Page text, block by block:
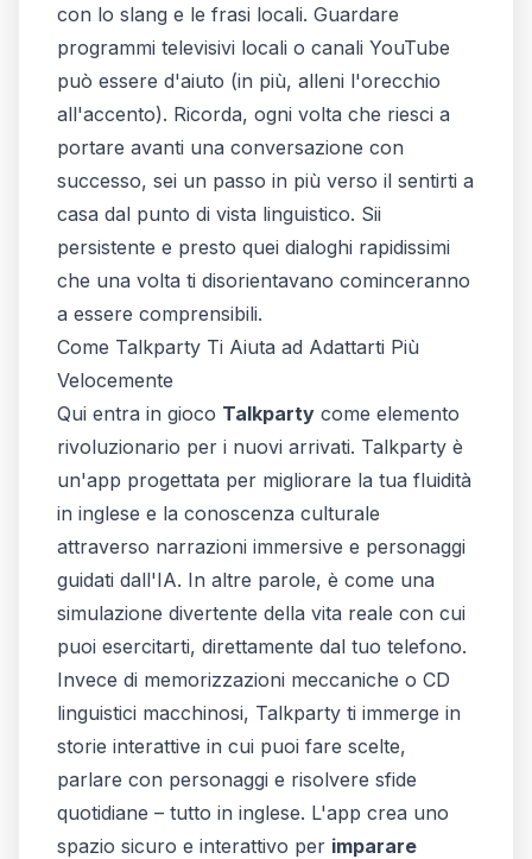
con lo slang e le frasi locali. Guardare
programmi televisivi locali o canali YouTube
può essere d'aiuto (in più, alleni l'orecchio
all'accento). Ricorda, ogni volta che riesci a
portare avanti una conversazione con
successo, sei un passo in più verso il sentirti a
casa dal punto di vista linguistico. Sii
persistente e presto quei dialoghi rapidissimi
che una volta ti disorientavano cominceranno
a essere comprensibili.
Come Talkparty Ti Aiuta ad Adattarti Più
Velocemente
Qui entra in gioco Talkparty come elemento
rivoluzionario per i nuovi arrivati. Talkparty è
un'app progettata per migliorare la tua fluidità
in inglese e la conoscenza culturale
attraverso narrazioni immersive e personaggi
guidati dall'IA. In altre parole, è come una
simulazione divertente della vita reale con cui
puoi esercitarti, direttamente dal tuo telefono.
Invece di memorizzazioni meccaniche o CD
linguistici macchinosi, Talkparty ti immerge in
storie interattive in cui puoi fare scelte,
parlare con personaggi e risolvere sfide
quotidiane – tutto in inglese. L'app crea uno
spazio sicuro e interattivo per imparare